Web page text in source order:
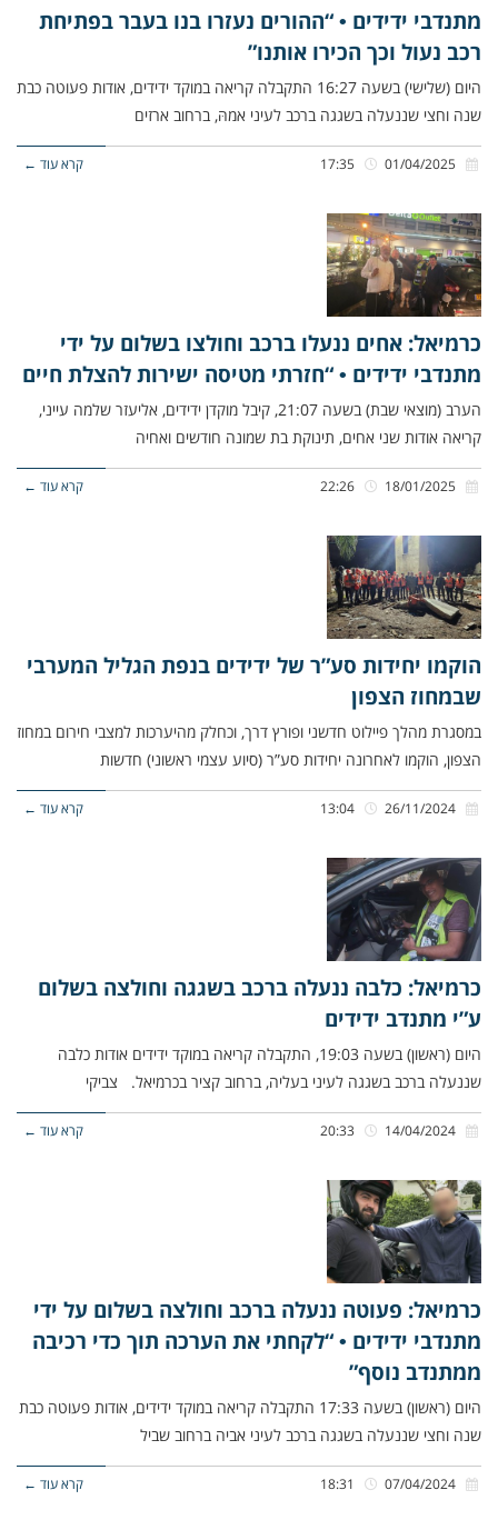
מתנדבי ידידים • “ההורים נעזרו בנו בעבר בפתיחת
רכב נעול וכך הכירו אותנו”
היום (שלישי) בשעה 16:27 התקבלה קריאה במוקד ידידים, אודות פעוטה כבת
שנה וחצי שננעלה בשגגה ברכב לעיני אמהּ, ברחוב ארזים
קרא עוד ←
כרמיאל: אחים ננעלו ברכב וחולצו בשלום על ידי
מתנדבי ידידים • “חזרתי מטיסה ישירות להצלת חיים
הערב (מוצאי שבת) בשעה 21:07, קיבל מוקדן ידידים, אליעזר שלמה עייני,
קריאה אודות שני אחים, תינוקת בת שמונה חודשים ואחיה
קרא עוד ←
הוקמו יחידות סע”ר של ידידים בנפת הגליל המערבי
שבמחוז הצפון
במסגרת מהלך פיילוט חדשני ופורץ דרך, וכחלק מהיערכות למצבי חירום במחוז
הצפון, הוקמו לאחרונה יחידות סע”ר (סיוע עצמי ראשוני) חדשות
קרא עוד ←
כרמיאל: כלבה ננעלה ברכב בשגגה וחולצה בשלום
ע”י מתנדב ידידים
היום (ראשון) בשעה 19:03, התקבלה קריאה במוקד ידידים אודות כלבה
שננעלה ברכב בשגגה לעיני בעליה, ברחוב קציר בכרמיאל. צביקי
קרא עוד ←
כרמיאל: פעוטה ננעלה ברכב וחולצה בשלום על ידי
מתנדבי ידידים • “לקחתי את הערכה תוך כדי רכיבה
ממתנדב נוסף”
היום (ראשון) בשעה 17:33 התקבלה קריאה במוקד ידידים, אודות פעוטה כבת
שנה וחצי שננעלה בשגגה ברכב לעיני אביה ברחוב שביל
קרא עוד ←